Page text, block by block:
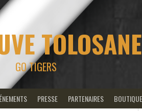
GO TIGERS
PRESSE PARTENAIRES BOUTIQUE